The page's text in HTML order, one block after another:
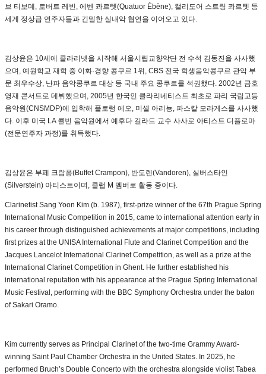
브 티보데, 로버트 레빈, 에벤 콰르텟(Quatuor Ébène), 캘리도어 스트링 콰르텟 등
세계 정상급 연주자들과 긴밀한 실내악 협연을 이어오고 있다.
김상윤은 10세에 클라리넷을 시작해 서울시립교향악단 전 수석 김동진을 사사했
으며, 예원학교 재학 중 이화·경향 콩쿠르 1위, CBS 전국 학생음악콩쿠르 관악 부
문 최우수상, 난파 음악콩쿠르 대상 등 국내 주요 콩쿠르를 석권했다. 2002년 금호
영재 콘서트로 데뷔했으며, 2005년 한국인 클라리네티스트 최초로 파리 국립고등
음악원(CNSMDP)에 입학해 플로렁 에오, 미셸 아리뇽, 파스칼 모라게스를 사사했
다. 이후 미국 LA 콜번 음악원에서 예후다 길라드 교수 사사로 아티스트 디플로마
(전문연주자 과정)를 취득했다.
김상윤은 부페 크람퐁(Buffet Crampon), 반도렌(Vandoren), 실버스타인
(Silverstein) 아티스트이며, 클럽 M 멤버로 활동 중이다.
Clarinetist Sang Yoon Kim (b. 1987), first-prize winner of the 67th Prague Spring
International Music Competition in 2015, came to international attention early in
his career through distinguished achievements at major competitions, including
first prizes at the UNISA International Flute and Clarinet Competition and the
Jacques Lancelot International Clarinet Competition, as well as a prize at the
International Clarinet Competition in Ghent. He further established his
international reputation with his appearance at the Prague Spring International
Music Festival, performing with the BBC Symphony Orchestra under the baton
of Sakari Oramo.
Kim currently serves as Principal Clarinet of the two-time Grammy Award-
winning Saint Paul Chamber Orchestra in the United States. In 2025, he
performed Bruch’s Double Concerto with the orchestra alongside violist Tabea